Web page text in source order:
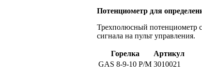
Потенциометр для
Трехполюсный потенциометр с
сигнала на пульт управления.
Горелка
Артикул
GAS 8-9-10 P/M 3010021